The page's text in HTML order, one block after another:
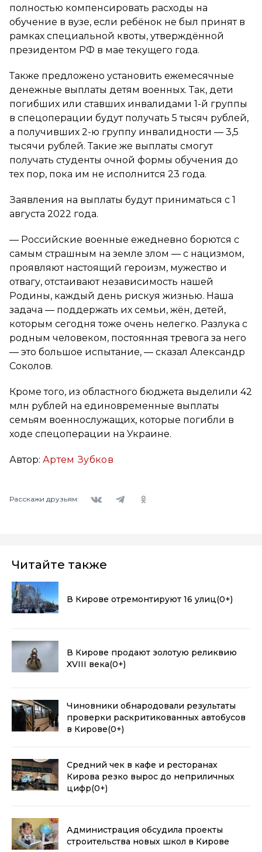
полностью компенсировать расходы на
обучение в вузе, если ребёнок не был принят в
рамках специальной квоты, утверждённой
президентом РФ в мае текущего года.
Также предложено установить ежемесячные
денежные выплаты детям военных. Так, дети
погибших или ставших инвалидами 1-й группы
в спецоперации будут получать 5 тысяч рублей,
а получивших 2-ю группу инвалидности — 3,5
тысячи рублей. Такие же выплаты смогут
получать студенты очной формы обучения до
тех пор, пока им не исполнится 23 года.
Заявления на выплаты будут приниматься с 1
августа 2022 года.
— Российские военные ежедневно борются с
самым страшным на земле злом — с нацизмом,
проявляют настоящий героизм, мужество и
отвагу, отстаивают независимость нашей
Родины, каждый день рискуя жизнью. Наша
задача — поддержать их семьи, жён, детей,
которым сегодня тоже очень нелегко. Разлука с
родным человеком, постоянная тревога за него
— это большое испытание, — сказал Александр
Соколов.
Кроме того, из областного бюджета выделили 42
млн рублей на единовременные выплаты
семьям военнослужащих, которые погибли в
ходе спецоперации на Украине.
Автор: Артем Зубков
Расскажи друзьям:
Читайте также
В Кирове отремонтируют 16 улиц(0+)
В Кирове продают золотую реликвию
XVIII века(0+)
Чиновники обнародовали результаты
проверки раскритикованных автобусов
в Кирове(0+)
Средний чек в кафе и ресторанах
Кирова резко вырос до неприличных
цифр(0+)
Администрация обсудила проекты
строительства новых школ в Кирове